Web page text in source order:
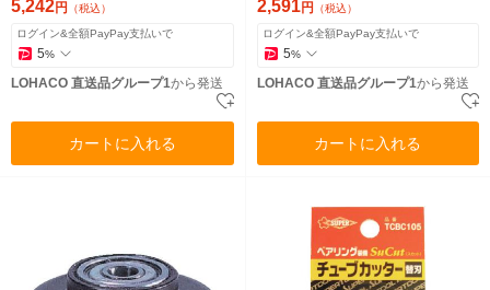
5,242円 （税込）
ログイン&全額PayPay支払いで
5%
LOHACO 直送品グループ1から発送
カートに入れる
枚(1個) 123-6580（直送品）
2,591円 （税込）
ログイン&全額PayPay支払いで
5%
LOHACO 直送品グループ1から発送
カートに入れる